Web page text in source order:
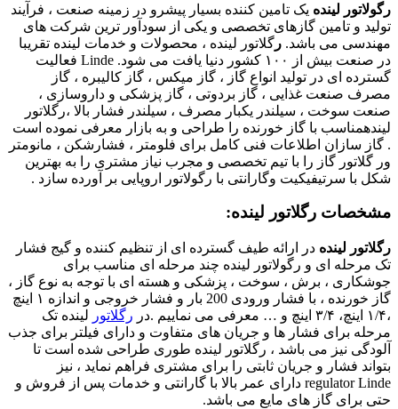
رگولاتور لینده یک تامین کننده بسیار پیشرو در زمینه صنعت ، فرآیند
تولید و تامین گازهای تخصصی و یکی از سودآور ترین شرکت های
مهندسی می باشد. ر گلاتور لینده ، محصولات و خدمات لینده تقریبا
در صنعت بیش از ۱۰۰ کشور دنیا یافت می شود. Linde فعالیت
گسترده ای در تولید انواع گاز ، گاز میکس ، گاز کالیبره ، گاز
مصرف صنعت غذایی ، گاز بردوتی ، گاز پزشکی و داروسازی ،
صنعت سوخت ، سیلندر یکبار مصرف ، سیلندر فشار بالا ،رگلاتور
لیندهمناسب با گاز خورنده را طراحی و به بازار معرفی نموده است
. گاز سازان اطلاعات فنی کامل برای فلومتر ، فشارشکن ، مانومتر
ور گلاتور گاز را با تیم تخصصی و مجرب نیاز مشتری را به بهترین
شکل با سرتیفیکیت وگارانتی با رگولاتور اروپایی بر آورده سازد .
مشخصات رگلاتور لینده:
رگلاتور لینده در ارائه طیف گسترده ای از تنظیم کننده و گیج فشار
تک مرحله ای و رگولاتور لینده چند مرحله ای مناسب برای
جوشکاری ، برش ، سوخت ، پزشکی و هسته ای با توجه به نوع گاز ،
گاز خورنده ، با فشار ورودی 200 بار و فشار خروجی و اندازه ۱ اینچ
،۱/۴ اینچ، ۳/۴ اینچ و … معرفی می نماییم .در
رگلاتور لینده تک
مرحله برای فشار ها و جریان های متفاوت و دارای فیلتر برای جذب
آلودگی نیز می باشد ، رگلاتور لینده طوری طراحی شده است تا
بتواند فشار و جریان ثابتی را برای مشتری فراهم نماید ، نیز
regulator Linde دارای عمر بالا با گارانتی و خدمات پس از فروش و
حتی برای گاز های مایع می باشد.